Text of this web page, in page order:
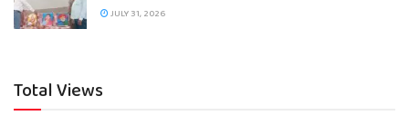
JULY 31, 2026
Total Views